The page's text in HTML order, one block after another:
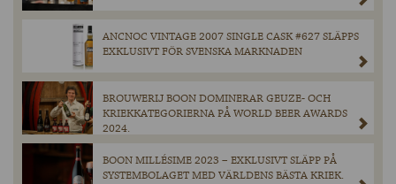
ANCNOC VINTAGE 2007 SINGLE CASK #627 SLÄPPS
EXKLUSIVT FÖR SVENSKA MARKNADEN
BROUWERIJ BOON DOMINERAR GEUZE- OCH
KRIEKKATEGORIERNA PÅ WORLD BEER AWARDS
2024.
BOON MILLÉSIME 2023 – EXKLUSIVT SLÄPP PÅ
SYSTEMBOLAGET MED VÄRLDENS BÄSTA KRIEK.